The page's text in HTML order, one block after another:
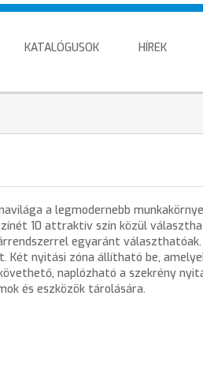
KATALÓGUSOK HÍREK
a legmodernebb
10 attraktív szín közül
egyaránt
nyitási zóna állítható be,
naplózható a szekrény
és eszközök tárolására.